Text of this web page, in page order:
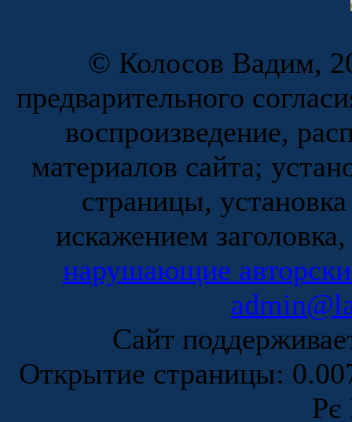
© Колосов Вадим,
предварительного
воспроизведение,
материалов сайта;
страницы,
искажением
нарушающие
Сайт
Открытие страницы:
Рє